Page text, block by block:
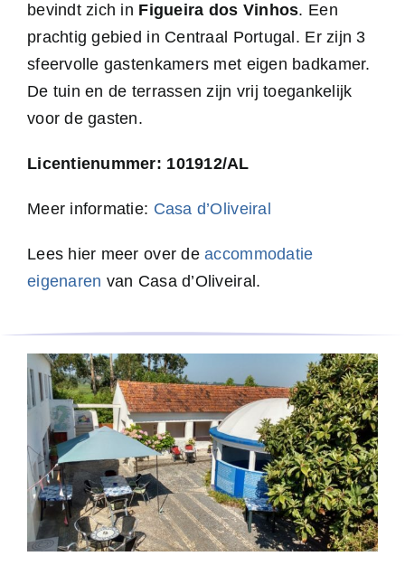
bevindt zich in Figueira dos Vinhos. Een
prachtig gebied in Centraal Portugal. Er zijn 3
sfeervolle gastenkamers met eigen badkamer.
De tuin en de terrassen zijn vrij toegankelijk
voor de gasten.
Licentienummer: 101912/AL
Meer informatie: Casa d’Oliveiral
Lees hier meer over deaccommodatie
eigenaren van Casa d’Oliveiral.